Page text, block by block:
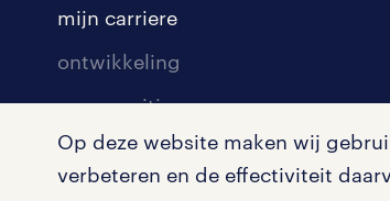
Op deze website maken wij
verbeteren en de effectiviteit
mijn carriere
ontwikkeling
communities
opleidingen en trainingen